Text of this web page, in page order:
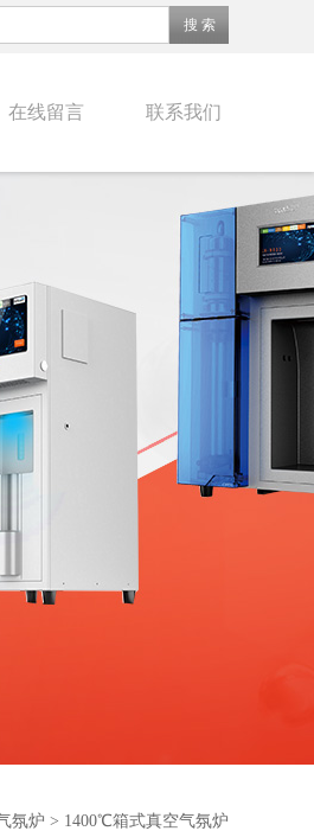
在线留言 联系我们
氛炉 > 1400℃箱式真空气氛炉